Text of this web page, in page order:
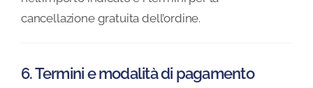
cancellazione gratuita dell’ordine.
6. Termini e modalità di pagamento